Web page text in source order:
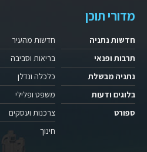
מדורי תוכן
חדשות נתניה
תרבות ופנאי
נתניה מבשלת
בלוגים ודעות
ספורט
חדשות מהעיר
בריאות וסביבה
כלכלה ונדלן
משפט ופלילי
צרכנות ועסקים
חינוך